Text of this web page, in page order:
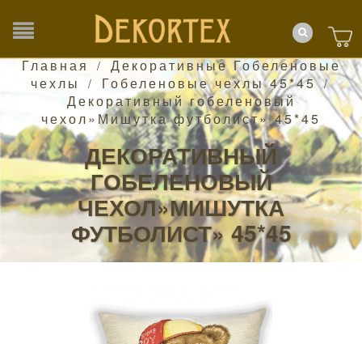
Главная /
Декоративные Гобеленовые
чехлы
/ Гобеленовые чехлы 45*45 /
Декоративный гобеленовый
чехол»Мишутка футболист» 45*45
ДЕКОРАТИВНЫЙ
ГОБЕЛЕНОВЫЙ
ЧЕХОЛ»МИШУТКА
ФУТБОЛИСТ» 45*45